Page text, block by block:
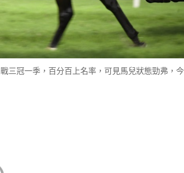
三冠一季，百分百上名率，可見馬兒狀態勁弗，